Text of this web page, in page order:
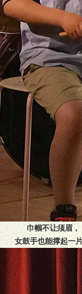
巾帼不让须眉，
女鼓手也能撑起一